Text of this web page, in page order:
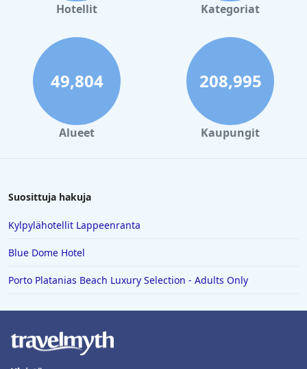
Hotellit Kategoriat
49,804
Alueet
208,995
Kaupungit
Suosittuja hakuja
Kylpylähotellit Lappeenranta
Blue Dome Hotel
Porto Platanias Beach Luxury Selection - Adults Only